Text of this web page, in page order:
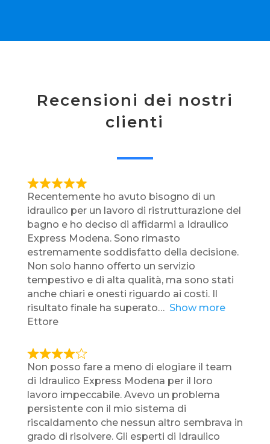
Recensioni dei nostri
clienti
R
a
t
e
d
5
,
0
o
u
t
f
5
Recentemente ho avuto bisogno di un
idraulico per un lavoro di ristrutturazione del
bagno e ho deciso di affidarmi a Idraulico
Express Modena. Sono rimasto
estremamente soddisfatto della decisione.
Non solo hanno offerto un servizio
tempestivo e di alta qualità, ma sono stati
anche chiari e onesti riguardo ai costi. Il
risultato finale ha superato
Show more
Ettore
R
a
t
e
d
4
Non posso fare a meno di elogiare il team
di Idraulico Express Modena per il loro
lavoro impeccabile. Avevo un problema
persistente con il mio sistema di
riscaldamento che nessun altro sembrava in
grado di risolvere. Gli esperti di Idraulico